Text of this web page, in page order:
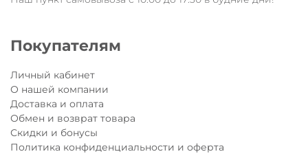
Покупателям
Личный кабинет
О нашей компании
Доставка и оплата
Обмен и возврат товара
Скидки и бонусы
Политика конфиденциальности и оферта